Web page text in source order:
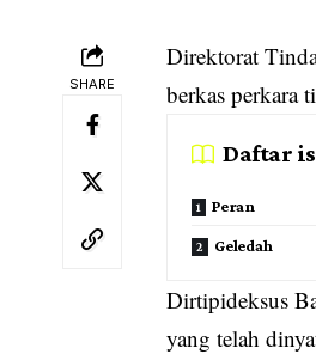
SHARE
Direktorat
berkas perkara
Daftar
Peran
Geledah
Dirtipideksus
yang telah